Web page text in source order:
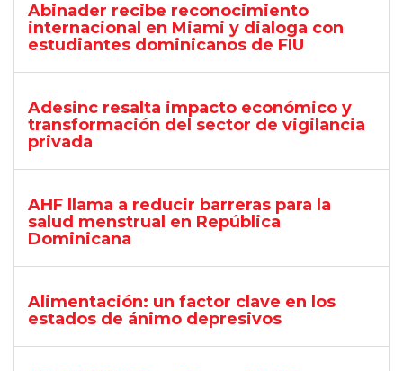
Abinader recibe reconocimiento
internacional en Miami y dialoga con
estudiantes dominicanos de FIU
Adesinc resalta impacto económico y
transformación del sector de vigilancia
privada
AHF llama a reducir barreras para la
salud menstrual en República
Dominicana
Alimentación: un factor clave en los
estados de ánimo depresivos